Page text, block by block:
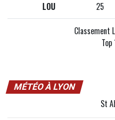
LOU 25
Classement
Top
MÉTÉO À LYON
St